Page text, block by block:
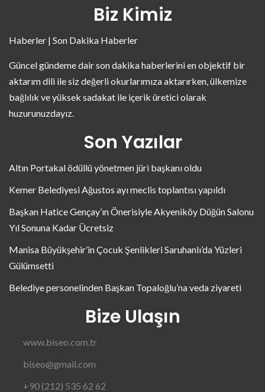
Biz Kimiz
Haberler | Son Dakika Haberler
Güncel gündeme dair son dakika haberlerini en objektif bir
aktarım dili ile siz değerli okurlarımıza aktarırken, ülkemize
bağlılık ve yüksek sadakat ile içerik üretici olarak
huzurunuzdayız.
Son Yazılar
Altın Portakal ödüllü yönetmen jüri başkanı oldu
Kemer Belediyesi Ağustos ayı meclis toplantısı yapıldı
Başkan Hatice Gençay’ın Önerisiyle Akyeniköy Düğün Salonu
Yıl Sonuna Kadar Ücretsiz
Manisa Büyükşehir’in Çocuk Şenlikleri Saruhanlı’da Yüzleri
Gülümsetti
Belediye personelinden Başkan Topaloğlu’na veda ziyareti
Bize Ulaşın
www.biseo.com.tr
biseo@gmail.com
+90 (212) 535 62 62